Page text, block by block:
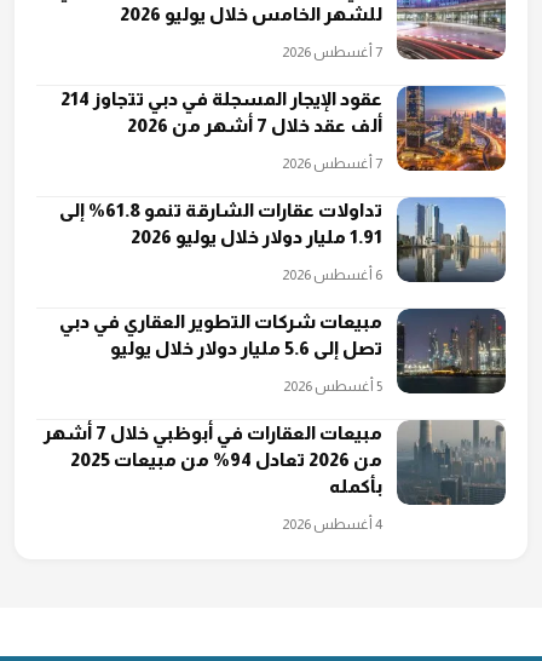
للشهر الخامس خلال يوليو 2026
7 أغسطس 2026
عقود الإيجار المسجلة في دبي تتجاوز 214
ألف عقد خلال 7 أشهر من 2026
7 أغسطس 2026
تداولات عقارات الشارقة تنمو 61.8% إلى
1.91 مليار دولار خلال يوليو 2026
6 أغسطس 2026
مبيعات شركات التطوير العقاري في دبي
تصل إلى 5.6 مليار دولار خلال يوليو
5 أغسطس 2026
مبيعات العقارات في أبوظبي خلال 7 أشهر
من 2026 تعادل 94% من مبيعات 2025
بأكمله
4 أغسطس 2026